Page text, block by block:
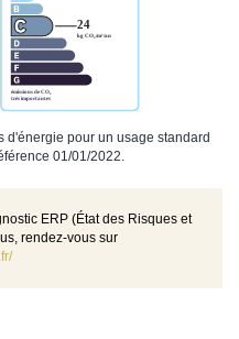
d'énergie pour un usage standard
01/01/2022.
ERP (État des Risques et
rendez-vous sur